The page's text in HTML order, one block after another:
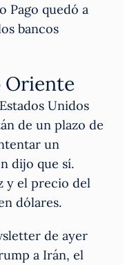
Pago quedó a
bancos
Oriente
Unidos
de un plazo de
un
dijo que sí.
y el precio del
dólares.
de ayer
a Irán, el